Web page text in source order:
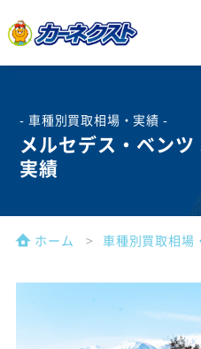
- 車種別買取相場・実績 -
メルセデス・ベン
実績
ホーム 車種別買取相場